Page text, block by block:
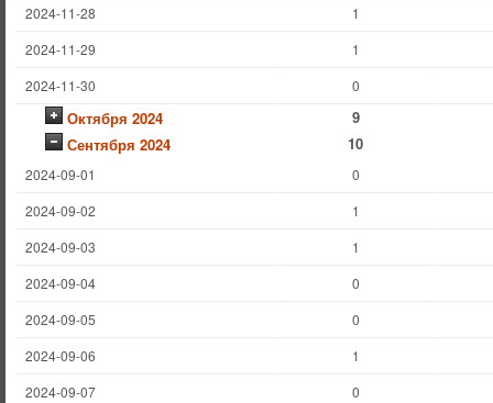
2024-11-28
1
2024-11-29
1
2024-11-30
0
Октября 2024
9
Сентября 2024
10
2024-09-01
0
2024-09-02
1
2024-09-03
1
2024-09-04
0
2024-09-05
0
2024-09-06
1
2024-09-07
0